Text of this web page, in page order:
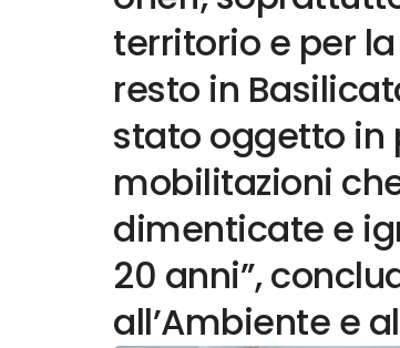
territorio e per
resto in
stato oggetto in
mobilitazioni
dimenticate e
20 anni”,
all’Ambiente e